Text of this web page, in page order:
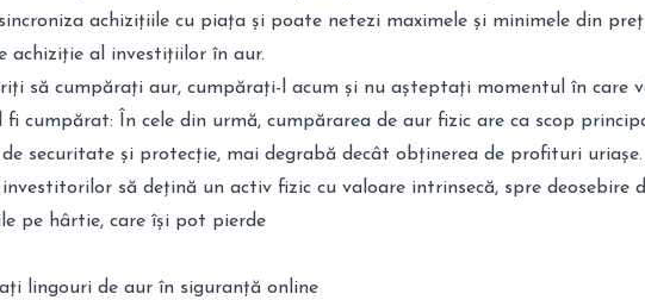
achizițiile cu piața și poate netezi maximele și minimele din
achiziție al investițiilor în aur.
să cumpărați aur, cumpărați-l acum și nu așteptați momentul în care
fi cumpărat: În cele din urmă, cumpărarea de aur fizic are ca scop
securitate și protecție, mai degrabă decât obținerea de profituri
să dețină un activ fizic cu valoare intrinsecă, spre deosebire
pe hârtie, care își pot pierde
lingouri de aur în siguranță online